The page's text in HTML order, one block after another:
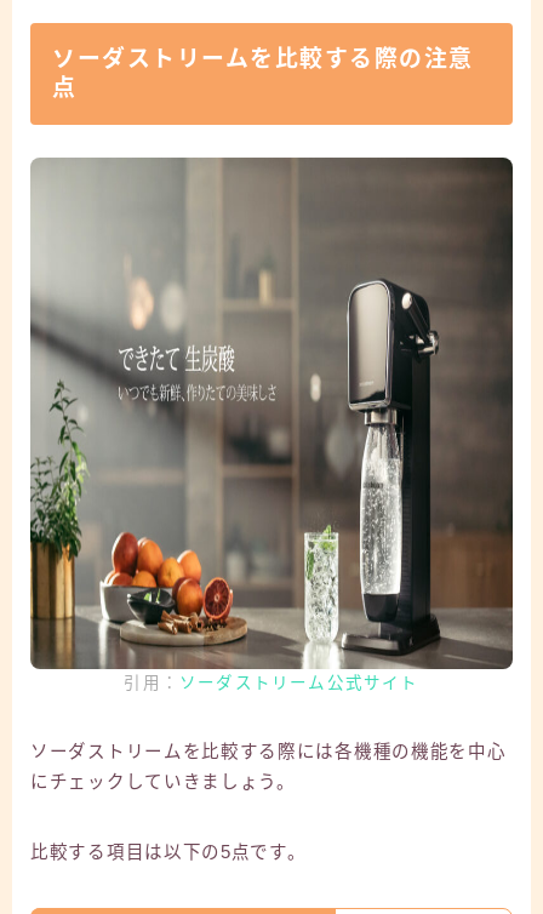
ソーダストリームを比較する際の注意
点
引用： ソーダストリーム公式サイト
ソーダストリームを比較する際には各機種の機能を中心
にチェックしていきましょう。
比較する項目は以下の5点です。